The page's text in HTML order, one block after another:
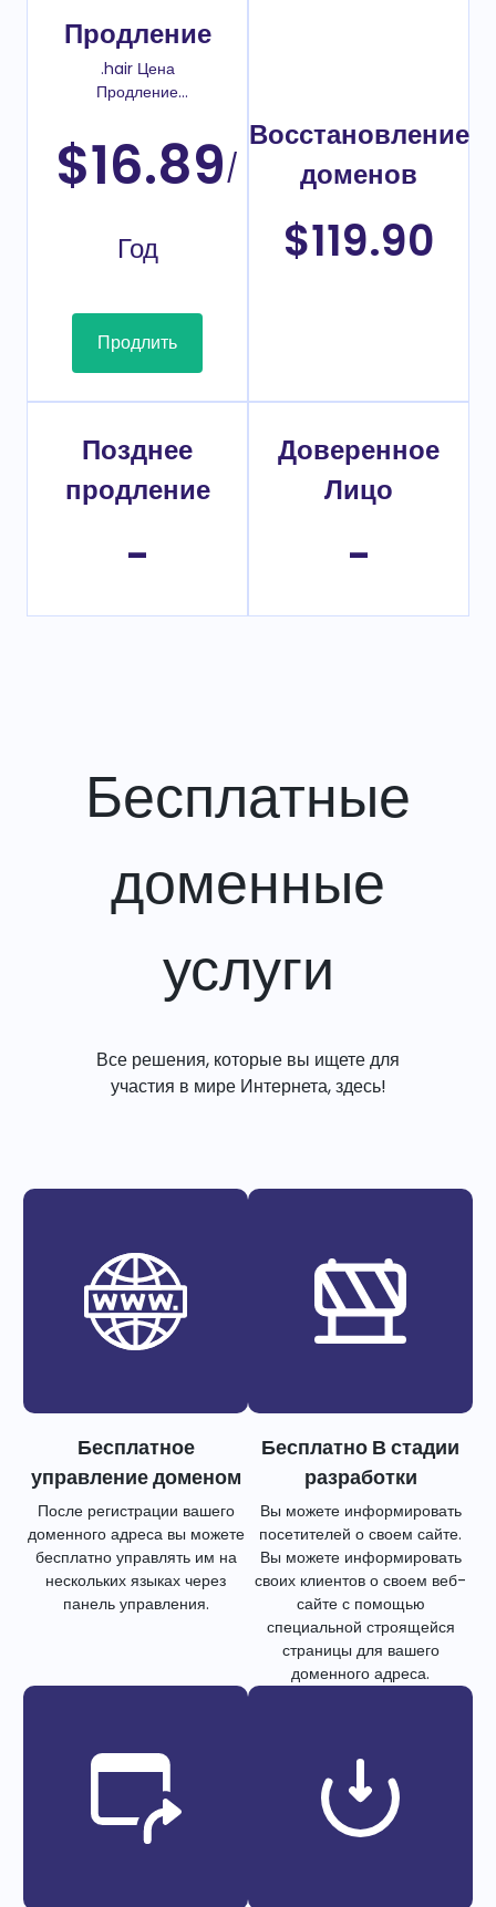
Продление
.hair Цена
Продление
$16.89/
Год
Продлить
Восстановление
доменов
$119.90
Позднее
продление
-
Доверенное
Лицо
-
Бесплатные
доменные
услуги
Все решения, которые вы ищете для
участия в мире Интернета, здесь!
Бесплатное
управление доменом
После регистрации вашего
доменного адреса вы можете
бесплатно управлять им на
нескольких языках через
панель управления.
Бесплатно В стадии
разработки
Вы можете информировать
посетителей о своем сайте.
Вы можете информировать
своих клиентов о своем веб-
сайте с помощью
специальной строящейся
страницы для вашего
доменного адреса.